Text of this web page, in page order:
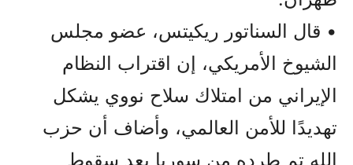
• قال السناتور ريكيتس، عضو مجلس
الشيوخ الأمريكي، إن اقتراب النظام
الإيراني من امتلاك سلاح نووي يشكل
تهديدًا للأمن العالمي، وأضاف أن حزب
الله تم طرده من سوريا بعد سقوط